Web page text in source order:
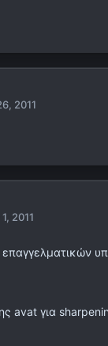
2011
2011
avat για